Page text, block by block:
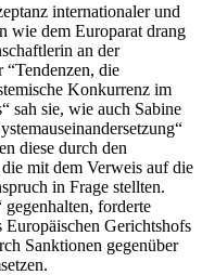
internationaler und
wie dem Europarat drang
an der
die
Konkurrenz im
sah sie, wie auch Sabine
diese durch den
mit dem Verweis auf die
in Frage stellten.
forderte
Gerichtshofs
Sanktionen gegenüber